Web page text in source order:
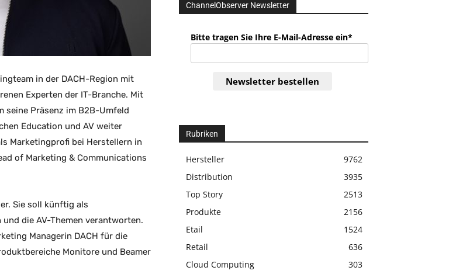
in der DACH-Region mit
Experten der IT-Branche. Mit
seine Präsenz im B2B-Umfeld
Education und AV weiter
Marketingprofi bei Herstellern in
of Marketing & Communications
Sie soll künftig als
die AV-Themen verantworten.
Managerin DACH für die
Monitore und Beamer
ChannelObserver Newsletter
Bitte tragen Sie Ihre E-Mail-Adresse ein*
Newsletter bestellen
Rubriken
Hersteller
9762
Distribution
3935
Top Story
2513
Produkte
2156
Etail
1524
Retail
636
Cloud Computing
303